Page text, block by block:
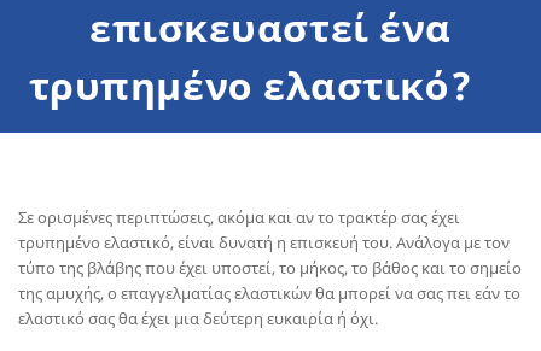
επισκευαστεί ένα
τρυπημένο ελαστικό?
Σε ορισμένες περιπτώσεις, ακόμα και αν το τρακτέρ σας έχει
τρυπημένο ελαστικό, είναι δυνατή η επισκευή του. Ανάλογα με τον
τύπο της βλάβης που έχει υποστεί, το μήκος, το βάθος και το σημείο
της αμυχής, ο επαγγελματίας ελαστικών θα μπορεί να σας πει εάν το
ελαστικό σας θα έχει μια δεύτερη ευκαιρία ή όχι.